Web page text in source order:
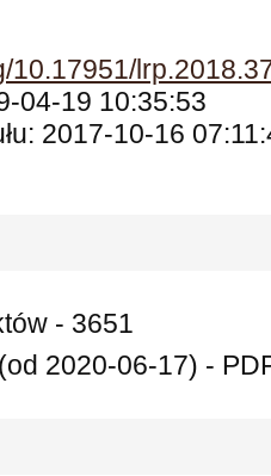
10.17951/
04-19 10:35:53
2017-10-16
- 3651
2020-06-17) -